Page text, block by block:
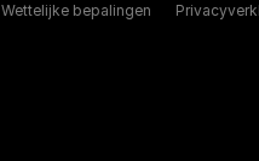
Wettelijke bepalingen​